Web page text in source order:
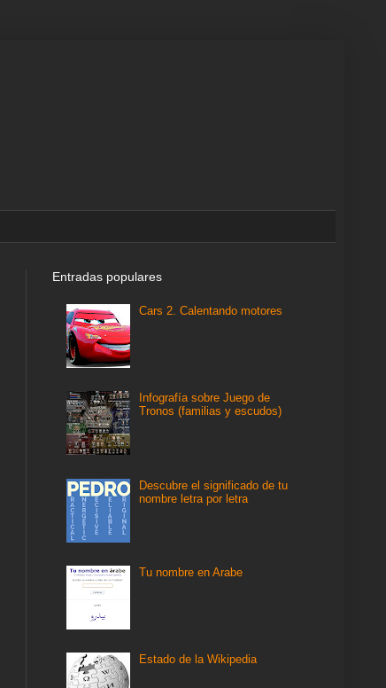
Entradas populares
Cars 2. Calentando motores
Infografía sobre Juego de
Tronos (familias y escudos)
Descubre el significado de tu
nombre letra por letra
Tu nombre en Arabe
Estado de la Wikipedia